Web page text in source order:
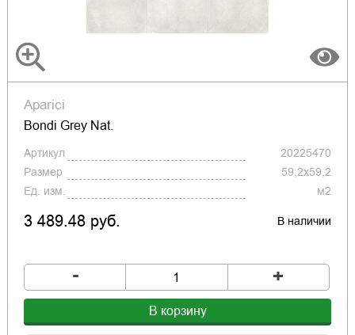
Aparici
Bondi Grey Nat.
Артикул
20225470
Размер
59,2x59,2
Ед. изм.
м2
3 489.48 руб. В наличии
- +
В корзину